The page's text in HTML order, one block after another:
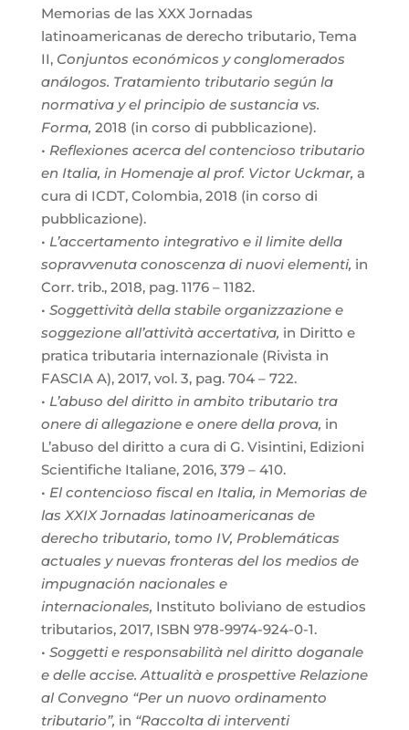
Memorias de las XXX Jornadas
latinoamericanas de derecho tributario, Tema
II,Conjuntos económicos y conglomerados
análogos. Tratamiento tributario según la
normativa y el principio de sustancia vs.
Forma, 2018 (in corso di pubblicazione).
• Reflexiones acerca del contencioso tributario
en Italia, in Homenaje al prof. Victor Uckmar, a
cura di ICDT, Colombia, 2018 (in corso di
pubblicazione).
• L’accertamento integrativo e il limite della
sopravvenuta conoscenza di nuovi elementi, in
Corr. trib., 2018, pag. 1176 – 1182.
• Soggettività della stabile organizzazione e
soggezione all’attività accertativa, in Diritto e
pratica tributaria internazionale (Rivista in
FASCIA A), 2017, vol. 3, pag. 704 – 722.
• L’abuso del diritto in ambito tributario tra
onere di allegazione e onere della prova, in
L’abuso del diritto a cura di G. Visintini, Edizioni
Scientifiche Italiane, 2016, 379 – 410.
• El contencioso fiscal en Italia, in Memorias de
las XXIX Jornadas latinoamericanas de
derecho tributario, tomo IV, Problemáticas
actuales y nuevas fronteras del los medios de
impugnación nacionales e
internacionales, Instituto boliviano de estudios
tributarios, 2017, ISBN 978-9974-924-0-1.
• Soggetti e responsabilità nel diritto doganale
e delle accise. Attualità e prospettive Relazione
al Convegno “Per un nuovo ordinamento
tributario”, in “Raccolta di interventi